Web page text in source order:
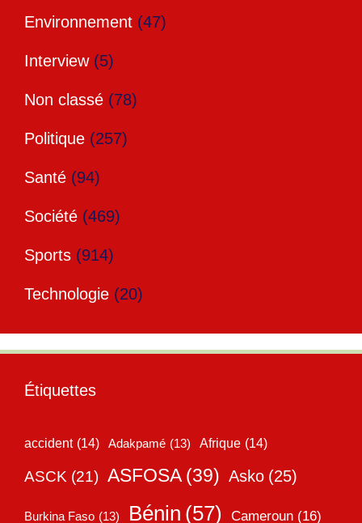
Environnement (47)
Interview(5)
Non classé (78)
Politique (257)
Santé (94)
Société (469)
Sports (914)
Technologie (20)
Étiquettes
accident (14) Adakpamé (13) Afrique (14)
ASCK (21) ASFOSA (39) Asko (25)
Burkina Faso (13) Bénin (57) Cameroun (16)